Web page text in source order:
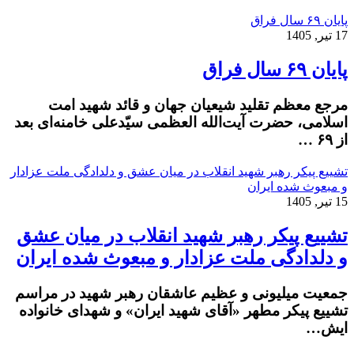
پایان ۶۹ سال فراق
17 تیر, 1405
پایان ۶۹ سال فراق
مرجع معظم تقلید شیعیان جهان و قائد شهید امت
اسلامی، حضرت آیت‌الله العظمی سیّدعلی خامنه‌ای بعد
از ۶۹ …
تشییع پیکر رهبر شهید انقلاب در میان عشق و دلدادگی ملت عزادار
و مبعوث شده ایران
15 تیر, 1405
تشییع پیکر رهبر شهید انقلاب در میان عشق
و دلدادگی ملت عزادار و مبعوث شده ایران
جمعیت میلیونی و عظیم عاشقان رهبر شهید در مراسم
تشییع پیکر مطهر «آقای شهید ایران» و شهدای خانواده
ایش…